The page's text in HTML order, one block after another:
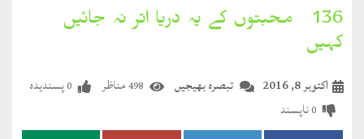
کلام
مضطرؔ
دستِ
دعا
136۔ محبتوں کے یہ دریا اتر نہ جائیں
کہیں
تبصرہ بھیجیں اکتوبر 8, 2016 498مناظر 0پسندیدہ
0ناپسند